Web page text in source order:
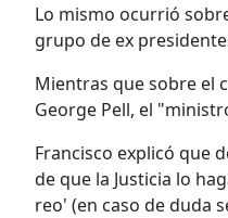
Lo mismo ocurrió
grupo de ex
Mientras que sobre el
George Pell, el
Francisco explicó que
de que la Justicia lo
reo' (en caso de duda